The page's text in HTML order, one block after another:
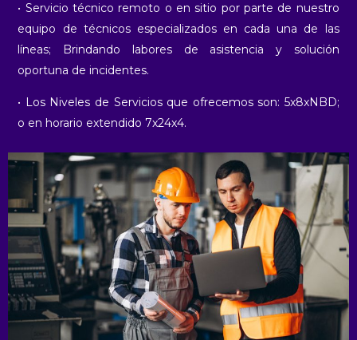
• Servicio técnico remoto o en sitio por parte de nuestro
equipo de técnicos especializados en cada una de las
líneas; Brindando labores de asistencia y solución
oportuna de incidentes.
• Los Niveles de Servicios que ofrecemos son: 5x8xNBD;
o en horario extendido 7x24x4.